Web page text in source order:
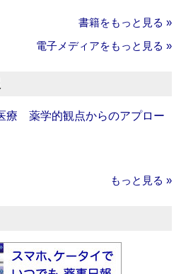
書籍をもっと見る »
電子メディアをもっと見る »
療 薬学的観点からのアプロー
もっと見る »